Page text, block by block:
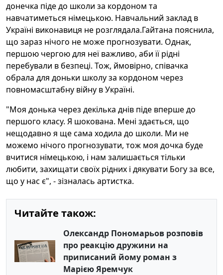
донечка піде до школи за кордоном та
навчатиметься німецькою. Навчальний заклад в
Україні виконавиця не розглядала.Гайтана пояснила,
що зараз нічого не може прогнозувати. Однак,
першою чергою для неї важливо, аби її рідні
перебували в безпеці. Тож, ймовірно, співачка
обрала для доньки школу за кордоном через
повномасштабну війну в Україні.
"Моя донька через декілька днів піде вперше до
першого класу. Я шокована. Мені здається, що
нещодавно я ще сама ходила до школи. Ми не
можемо нічого прогнозувати, тож моя дочка буде
вчитися німецькою, і нам залишається тільки
любити, захищати своїх рідних і дякувати Богу за все,
що у нас є", - зізналась артистка.
Читайте також:
Олександр Пономарьов розповів
про реакцію дружини на
приписаний йому роман з
Марією Яремчук